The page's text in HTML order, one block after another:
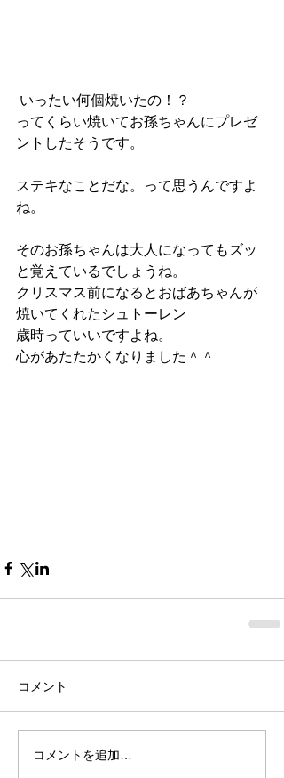
いったい何個焼いたの！？
ってくらい焼いてお孫ちゃんにプレゼ
ントしたそうです。
ステキなことだな。って思うんですよ
ね。
そのお孫ちゃんは大人になってもズッ
と覚えているでしょうね。
クリスマス前になるとおばあちゃんが
焼いてくれたシュトーレン
歳時っていいですよね。
心があたたかくなりました＾＾
コメント
コメントを追加…